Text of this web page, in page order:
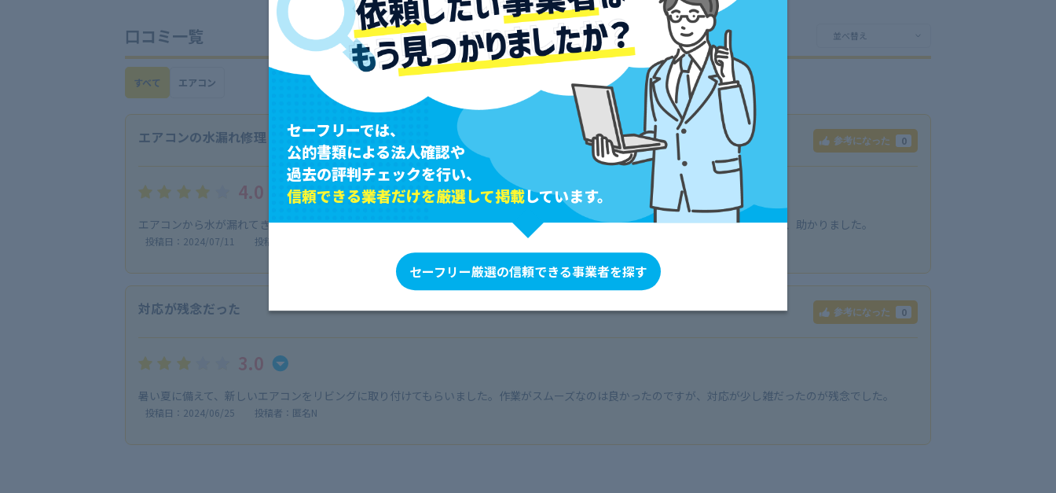
口コミ一覧
すべて エアコン
エアコンの水漏れ修理 参考になった 0
4.0
エアコンから水が漏れてきて困っていましたが、迅速に修理してもらい、すぐに解決しました。原因もわかりやすく説明してくれて、助かりました。
投稿日：2024/07/11 投稿者：saya
対応が残念だった 参考になった 0
3.0
暑い夏に備えて、新しいエアコンをリビングに取り付けてもらいました。作業がスムーズなのは良かったのですが、対応が少し雑だったのが残念でした。
投稿日：2024/06/25 投稿者：匿名N
セーフリーでは、
公的書類による法人確認や
過去の評判チェックを行い、
信頼できる業者だけを厳選して掲載しています。
セーフリー厳選の信頼できる事業者を探す